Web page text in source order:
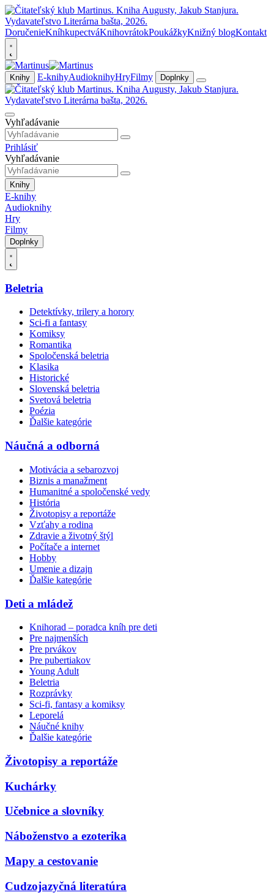
DoručenieKníhkupectváKnihovrátokPoukážkyKnižný blogKontakt
Knihy E-knihyAudioknihyHryFilmy Doplnky
Vyhľadávanie
Prihlásiť
Vyhľadávanie
Knihy
E-knihy
Audioknihy
Hry
Filmy
Doplnky
Beletria
Detektívky, trilery a horory
Sci-fi a fantasy
Komiksy
Romantika
Spoločenská beletria
Klasika
Historické
Slovenská beletria
Svetová beletria
Poézia
Ďalšie kategórie
Náučná a odborná
Motivácia a sebarozvoj
Biznis a manažment
Humanitné a spoločenské vedy
História
Životopisy a reportáže
Vzťahy a rodina
Zdravie a životný štýl
Počítače a internet
Hobby
Umenie a dizajn
Ďalšie kategórie
Deti a mládež
Knihorad – poradca kníh pre deti
Pre najmenších
Pre prvákov
Pre pubertiakov
Young Adult
Beletria
Rozprávky
Sci-fi, fantasy a komiksy
Leporelá
Náučné knihy
Ďalšie kategórie
Životopisy a reportáže
Kuchárky
Učebnice a slovníky
Náboženstvo a ezoterika
Mapy a cestovanie
Cudzojazyčná literatúra